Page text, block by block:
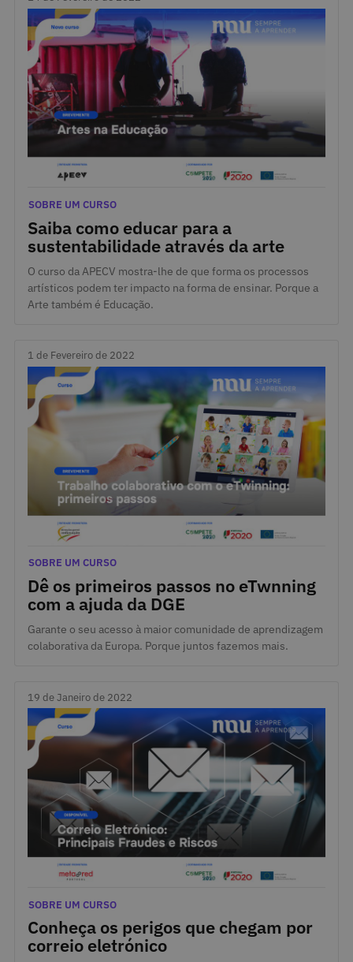
Saiba como educar para a
sustentabilidade através da arte
14 de Fevereiro de 2022
Categorias
SOBRE UM CURSO
O curso da APECV mostra-lhe de que forma os processos
artísticos podem ter impacto na forma de ensinar. Porque a
Arte também é Educação.
1 de Fevereiro de 2022
Dê os primeiros passos no eTwnning
com a ajuda da DGE
1 de Fevereiro de 2022
Categorias
SOBRE UM CURSO
Garante o seu acesso à maior comunidade de aprendizagem
colaborativa da Europa. Porque juntos fazemos mais.
19 de Janeiro de 2022
Conheça os perigos que chegam por
correio eletrónico
19 de Janeiro de 2022
Categorias
SOBRE UM CURSO